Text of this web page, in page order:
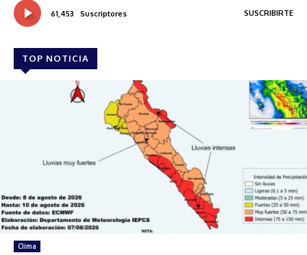
61,453 Suscriptores SUSCRIBIRTE
TOP NOTICIA
Clima